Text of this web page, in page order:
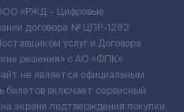
«РЖД – Цифровые
договора № ЦПР-1282
услуг и Договора
решения» c АО «ФПК»
не является официальным
включает сервисный
экране подтверждения покупки.